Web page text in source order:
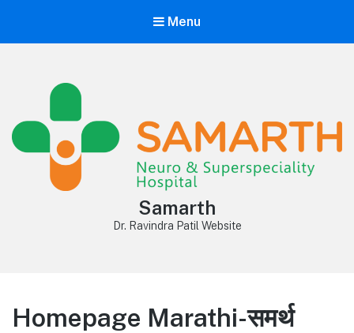
Menu
Samarth
Dr. Ravindra Patil Website
Homepage Marathi-समर्थ